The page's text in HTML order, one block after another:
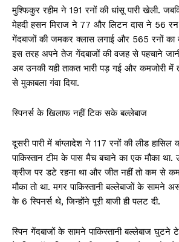
मुश्फिकुर रहीम ने 191 रनों की धांसू पारी खेली.
मेहदी हसन मिराज ने 77 और लिटन दास ने 56 रन
गेंदबाजों की जमकर क्लास लगाई और 565 रनों का
इस तरह अपने तेज गेंदबाजों की वजह से पहचाने जानी
अब उनकी यही ताकत भारी पड़ गई और कमजोरी में
से मुकाबला गंवा दिया.
स्पिनर्स के खिलाफ नहीं टिक सके बल्लेबाज
दूसरी पारी में बांग्लादेश ने 117 रनों की लीड हासिल
पाकिस्तान टीम के पास मैच बचाने का एक मौका
क्रीज पर डटे रहना था और जीत नहीं तो कम से
मौका तो था. मगर पाकिस्तानी बल्लेबाजों के सामने
के 6 स्पिनर्स थे, जिन्होंने पूरी बाजी ही पलट दी.
स्पिन गेंदबाजों के सामने पाकिस्तानी बल्लेबाज